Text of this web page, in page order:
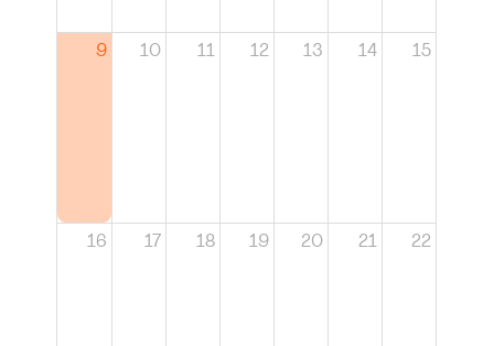
9 10 11 12 13 14 15
16 17 18 19 20 21 22